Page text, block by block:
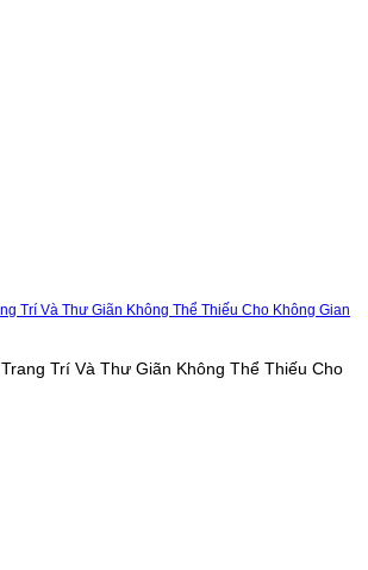
Trí Và Thư Giãn Không Thể Thiếu Cho Không Gian
Trí Và Thư Giãn Không Thể Thiếu Cho